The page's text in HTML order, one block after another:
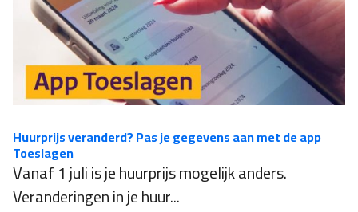
Huurprijs veranderd? Pas je gegevens aan met de app
Toeslagen
Vanaf 1 juli is je huurprijs mogelijk anders.
Veranderingen in je huur...